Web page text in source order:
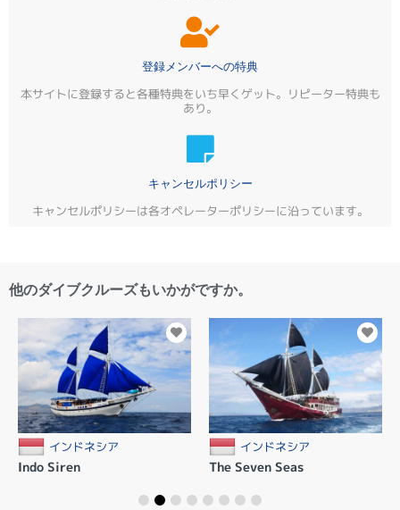
登録メンバーへの特典
本サイトに登録すると各種特典をいち早くゲット。リピーター特典も
あり。
キャンセルポリシー
キャンセルポリシーは各オペレーターポリシーに沿っています。
他のダイブクルーズもいかがですか。
インドネシア
Indo Siren
インドネシア
The Seven Seas